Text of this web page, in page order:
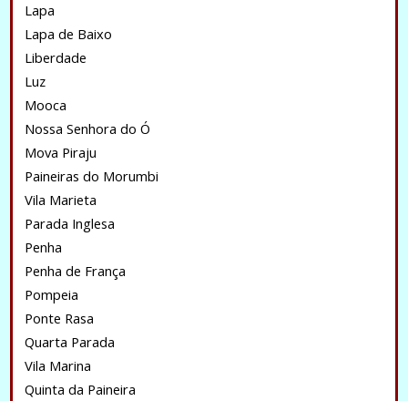
Lapa
Lapa de Baixo
Liberdade
Luz
Mooca
Nossa Senhora do Ó
Mova Piraju
Paineiras do Morumbi
Vila Marieta
Parada Inglesa
Penha
Penha de França
Pompeia
Ponte Rasa
Quarta Parada
Vila Marina
Quinta da Paineira